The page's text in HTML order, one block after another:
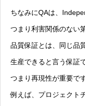
ちなみにQAは、
つまり利害関係のない
品質保証とは、同じ品
生産できると言う保証
つまり再現性が重要です
例えば、プロジェクト